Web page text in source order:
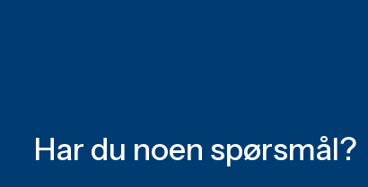
Har du noen spørsmål?